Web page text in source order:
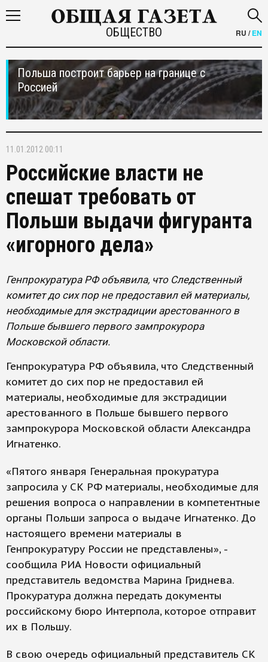
ОБЩЕСТВО RU /EN
Польша построит барьер на границе с
Россией
11.01.2012 00:11
Российские власти не
спешат требовать от
Польши выдачи фигуранта
«игорного дела»
Генпрокуратура РФ объявила, что Следственный
комитет до сих пор не предоставил ей материалы,
необходимые для экстрадиции арестованного в
Польше бывшего первого зампрокурора
Московской области.
Генпрокуратура РФ объявила, что Следственный
комитет до сих пор не предоставил ей
материалы, необходимые для экстрадиции
арестованного в Польше бывшего первого
зампрокурора Московской области Александра
Игнатенко.
«Пятого января Генеральная прокуратура
запросила у СК РФ материалы, необходимые для
решения вопроса о направлении в компетентные
органы Польши запроса о выдаче Игнатенко. До
настоящего времени материалы в
Генпрокуратуру России не представлены», -
сообщила РИА Новости официальный
представитель ведомства Марина Гриднева.
Прокуратура должна передать документы
российскому бюро Интерпола, которое отправит
их в Польшу.
В свою очередь официальный представитель СК